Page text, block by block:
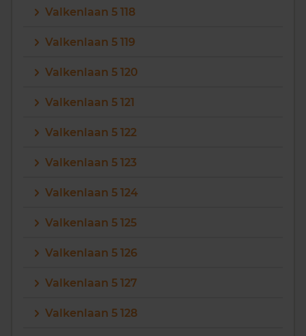
Valkenlaan 5 118
Valkenlaan 5 119
Valkenlaan 5 120
Valkenlaan 5 121
Valkenlaan 5 122
Valkenlaan 5 123
Valkenlaan 5 124
Valkenlaan 5 125
Valkenlaan 5 126
Valkenlaan 5 127
Valkenlaan 5 128